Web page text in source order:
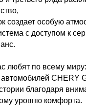
создает особую
с доступом к
любят по всему
CHERY
благодаря
уровню комфорта.